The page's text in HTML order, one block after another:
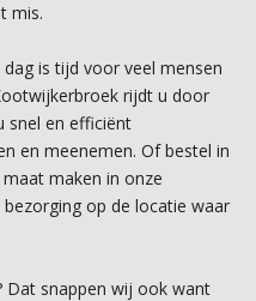
mis.
is tijd voor veel mensen
rijdt u door
snel en efficiënt
en meenemen. Of bestel in
maken in onze
op de locatie waar
Dat snappen wij ook want